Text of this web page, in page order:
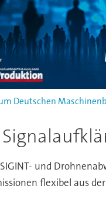
Deutschen
und
flexibel aus